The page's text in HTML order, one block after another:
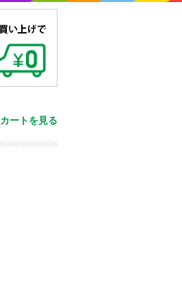
カートを見る